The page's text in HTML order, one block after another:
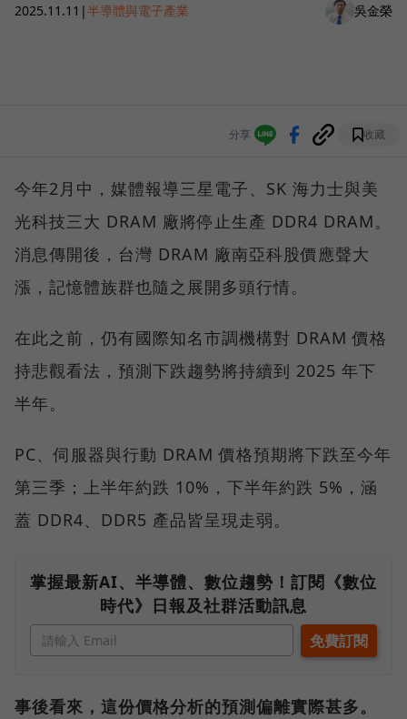
2025.11.11 |半導體與電子產業 吳金榮
分享 收藏
今年2月中，媒體報導三星電子、SK 海力士與美
光科技三大 DRAM 廠將停止生產 DDR4 DRAM。
消息傳開後，台灣 DRAM 廠南亞科股價應聲大
漲，記憶體族群也隨之展開多頭行情。
在此之前，仍有國際知名市調機構對 DRAM 價格
持悲觀看法，預測下跌趨勢將持續到 2025 年下
半年。
PC、伺服器與行動 DRAM 價格預期將下跌至今年
第三季；上半年約跌 10%，下半年約跌 5%，涵
蓋 DDR4、DDR5 產品皆呈現走弱。
掌握最新AI、半導體、數位趨勢！訂閱《數位
時代》日報及社群活動訊息
事後看來，這份價格分析的預測偏離實際甚多。